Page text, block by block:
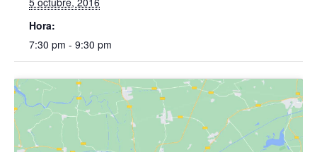
Hora:
7:30 pm - 9:30 pm